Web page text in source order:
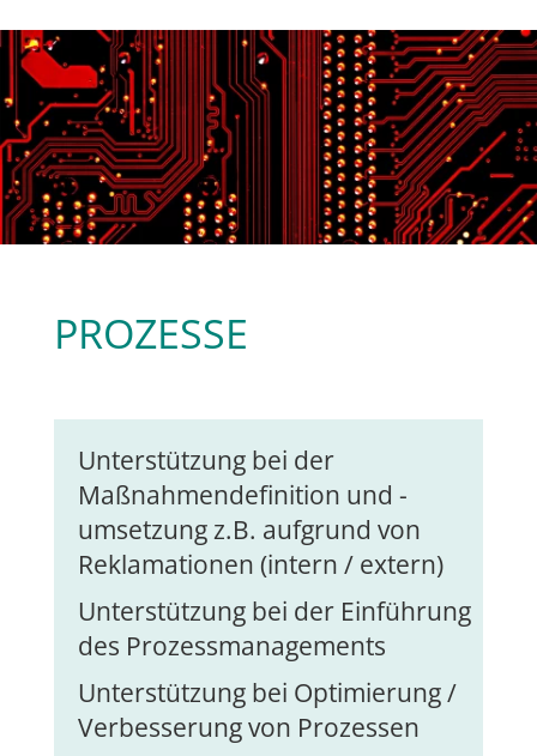
PROZESSE
Unterstützung bei der
Maßnahmendefinition und -
umsetzung z.B. aufgrund von
Reklamationen (intern / extern)
Unterstützung bei der Einführung
des Prozessmanagements
Unterstützung bei Optimierung /
Verbesserung von Prozessen